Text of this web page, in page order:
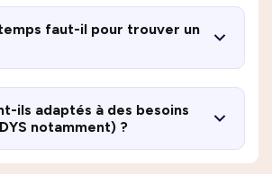
faut-il pour trouver un
ils adaptés à des besoins
notamment) ?